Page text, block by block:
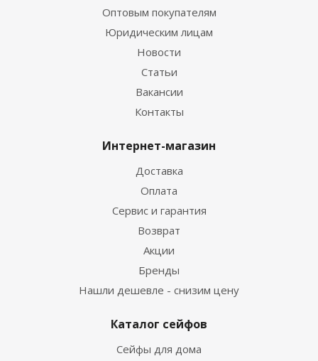
Оптовым покупателям
Юридическим лицам
Новости
Статьи
Вакансии
Контакты
Интернет-магазин
Доставка
Оплата
Сервис и гарантия
Возврат
Акции
Бренды
Нашли дешевле - снизим цену
Каталог сейфов
Сейфы для дома